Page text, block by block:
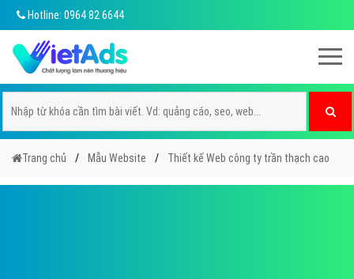
Hotline: 0964 82 6644
Trang chủ Mẫu Website Thiết kế Web công ty trần thạch cao